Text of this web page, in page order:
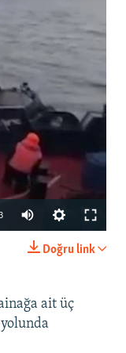
SHARE
Doğru link
ait üç